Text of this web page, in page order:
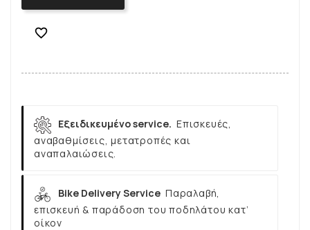

Εξειδικευμένο service. Επισκευές,
αναβαθμίσεις, μετατροπές και
αναπαλαιώσεις.
Bike Delivery Service Παραλαβή,
επισκευή & παράδοση του ποδηλάτου κατ’
οίκον